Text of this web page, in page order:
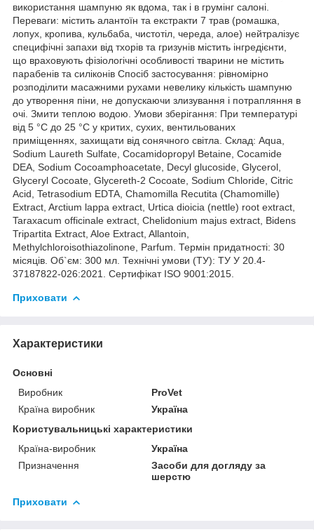
використання шампуню як вдома, так і в грумінг салоні.
Переваги: містить алантоїн та екстракти 7 трав (ромашка,
лопух, кропива, кульбаба, чистотіл, череда, алое) нейтралізує
специфічні запахи від тхорів та гризунів містить інгредієнти,
що враховують фізіологічні особливості тварини не містить
парабенів та силіконів Спосіб застосування: рівномірно
розподілити масажними рухами невелику кількість шампуню
до утворення піни, не допускаючи злизування і потрапляння в
очі. Змити теплою водою. Умови зберігання: При температурі
від 5 °С до 25 °С у критих, сухих, вентильованих
приміщеннях, захищати від сонячного світла. Склад: Aqua,
Sodium Laureth Sulfate, Cocamidopropyl Betaine, Cocamide
DEA, Sodium Cocoamphoacetate, Decyl glucoside, Glycerol,
Glyceryl Cocoate, Glycereth-2 Cocoate, Sodium Chloride, Citric
Acid, Tetrasodium EDTA, Chamomilla Recutita (Chamomille)
Extract, Arctium lappa extract, Urtica dioicia (nettle) root extract,
Taraxacum officinale extract, Chelidonium majus extract, Bidens
Tripartita Extract, Aloe Extract, Allantoin,
Methylchloroisothiazolinone, Parfum. Термін придатності: 30
місяців. Об`єм: 300 мл. Технічні умови (ТУ): ТУ У 20.4-
37187822-026:2021. Сертифікат ISO 9001:2015.
Приховати
Характеристики
Основні
Виробник
ProVet
Країна виробник
Україна
Користувальницькі характеристики
Країна-виробник
Україна
Призначення
Засоби для догляду за
шерстю
Приховати